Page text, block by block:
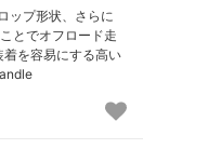
ップ形状、さらに
とでオフロード走
を容易にする高い